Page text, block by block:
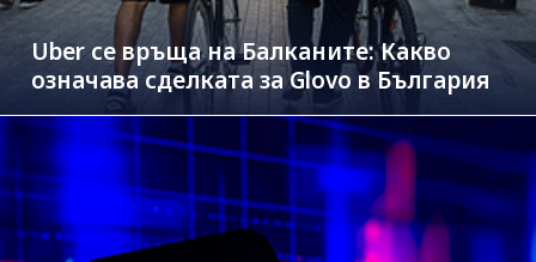
Uber се връща на Балканите: Какво
означава сделката за Glovo в България